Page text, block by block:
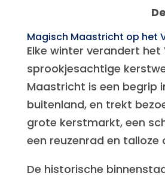
Magisch Maastricht op het
Elke winter verandert het
sprookjesachtige
Maastricht is een begrip
buitenland, en trekt
grote kerstmarkt, een
een reuzenrad en talloze
De historische